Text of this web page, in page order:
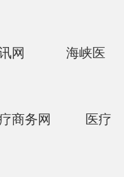
讯网 海峡医
疗商务网 医疗